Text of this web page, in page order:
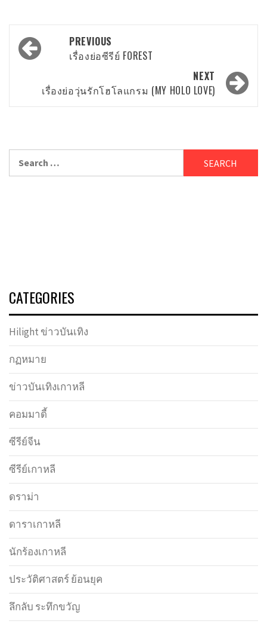
Post
navigation
PREVIOUS
เรื่องย่อซีรีย์ FOREST
NEXT
เรื่องย่อวุ่นรักโฮโลแกรม (MY HOLO LOVE)
CATEGORIES
Hilight ข่าวบันเทิง
กฏหมาย
ข่าวบันเทิงเกาหลี
คอมมาดี้
ซีรีย์จีน
ซีรีย์เกาหลี
ดราม่า
ดาราเกาหลี
นักร้องเกาหลี
ประวัติศาสตร์ ย้อนยุค
ลึกลับ ระทึกขวัญ